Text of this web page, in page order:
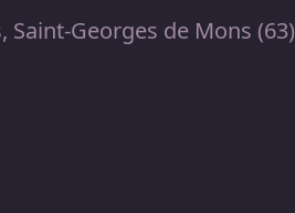
Saint-Georges de Mons (63)